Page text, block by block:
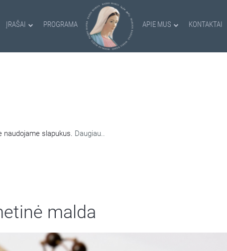
ĮRAŠAI PROGRAMA APIE MUS KONTAKTAI
naudojame slapukus. Daugiau..
malda